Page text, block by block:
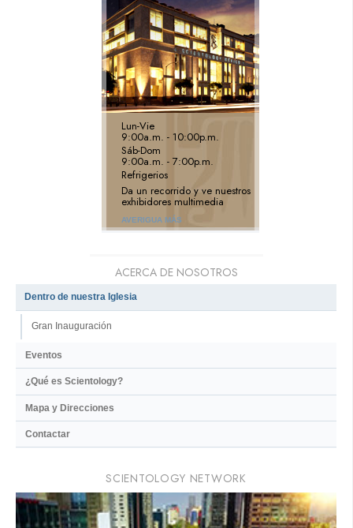
Lun-Vie
9:00a.m. - 10:00p.m.
Sáb-Dom
9:00a.m. - 7:00p.m.
Refrigerios
Da un recorrido y ve nuestros
exhibidores multimedia
AVERIGUA MÁS
ACERCA DE NOSOTROS
Dentro de nuestra Iglesia
Gran Inauguración
Eventos
¿Qué es Scientology?
Mapa y Direcciones
Contactar
SCIENTOLOGY NETWORK